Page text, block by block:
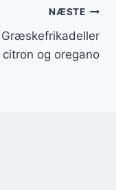
NÆSTE
Græskefrikadeller
citron og oregano